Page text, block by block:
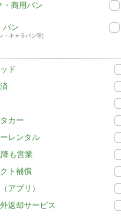
・商用バン
バン
・キャラバン等)
ド
カー
レンタル
も営業
ト補償
アプリ）
返却サービス